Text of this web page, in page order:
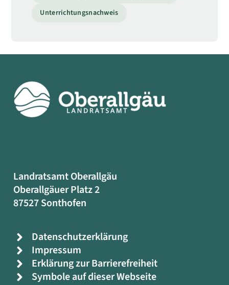
Unterrichtungsnachweis
Landratsamt Oberallgäu
Oberallgäuer Platz 2
87527 Sonthofen
Datenschutzerklärung
Impressum
Erklärung zur Barrierefreiheit
Symbole auf dieser Webseite